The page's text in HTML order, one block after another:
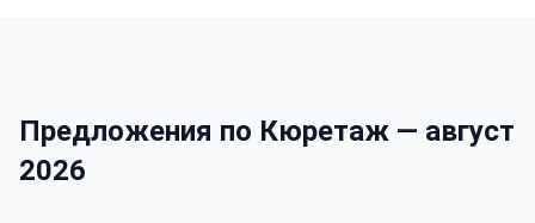
Предложения по Кюретаж — август
2026